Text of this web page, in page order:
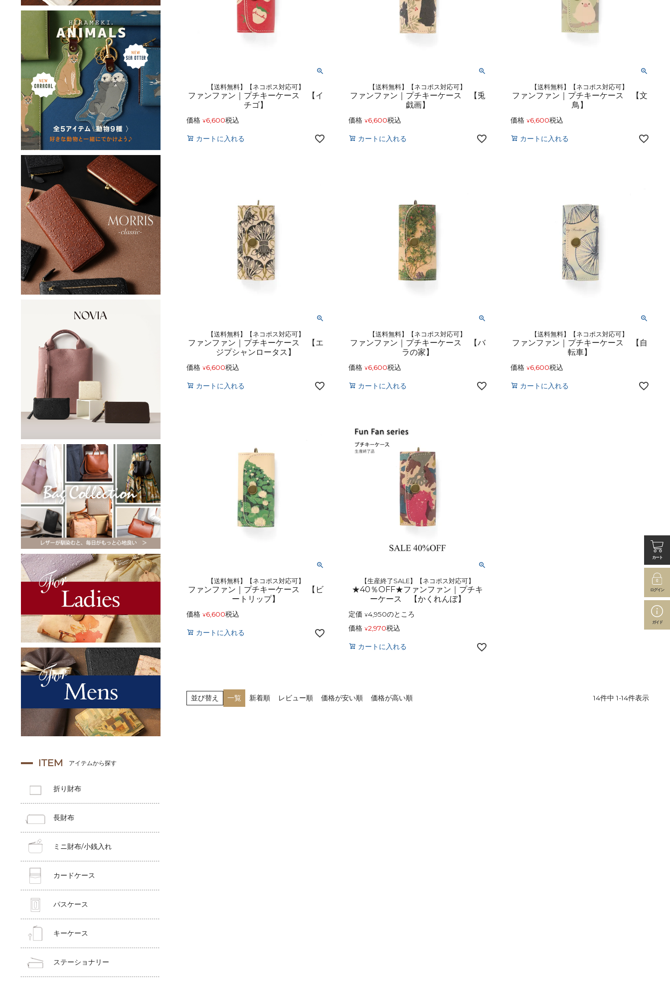
ITEM アイテムから探す
折り財布
長財布
ミニ財布/小銭入れ
カードケース
パスケース
キーケース
ステーショナリー
【送料無料】【ネコポス対応可】
ファンファン｜プチキーケース 【イ
チゴ】
価格 ¥6,600税込
カートに入れる
【送料無料】【ネコポス対応可】
ファンファン｜プチキーケース 【兎
戯画】
価格 ¥6,600税込
カートに入れる
【送料無料】【ネコポス対応可】
ファンファン｜プチキーケース 【文
鳥】
価格 ¥6,600税込
カートに入れる
【送料無料】【ネコポス対応可】
ファンファン｜プチキーケース 【エ
ジプシャンロータス】
価格 ¥6,600税込
カートに入れる
【送料無料】【ネコポス対応可】
ファンファン｜プチキーケース 【バ
ラの家】
価格 ¥6,600税込
カートに入れる
【送料無料】【ネコポス対応可】
ファンファン｜プチキーケース 【自
転車】
価格 ¥6,600税込
カートに入れる
【送料無料】【ネコポス対応可】
ファンファン｜プチキーケース 【ビ
ートリップ】
価格 ¥6,600税込
カートに入れる
【生産終了SALE】【ネコポス対応可】
★40％OFF★ファンファン｜プチキ
ーケース 【かくれんぼ】
定価 ¥4,950のところ
価格 ¥2,970税込
カートに入れる
並び替え 一覧 新着順 レビュー順 価格が安い順 価格が高い順 14件中 1-14件表示
カート
ログイン
ガイド